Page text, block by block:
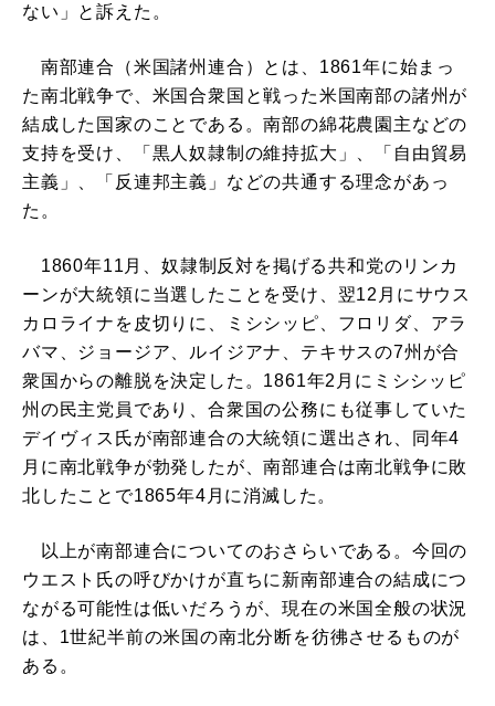
ない」と訴えた。
南部連合（米国諸州連合）とは、1861年に始まっ
た南北戦争で、米国合衆国と戦った米国南部の諸州が
結成した国家のことである。南部の綿花農園主などの
支持を受け、「黒人奴隷制の維持拡大」、「自由貿易
主義」、「反連邦主義」などの共通する理念があっ
た。
1860年11月、奴隷制反対を掲げる共和党のリンカ
ーンが大統領に当選したことを受け、翌12月にサウス
カロライナを皮切りに、ミシシッピ、フロリダ、アラ
バマ、ジョージア、ルイジアナ、テキサスの7州が合
衆国からの離脱を決定した。1861年2月にミシシッピ
州の民主党員であり、合衆国の公務にも従事していた
デイヴィス氏が南部連合の大統領に選出され、同年4
月に南北戦争が勃発したが、南部連合は南北戦争に敗
北したことで1865年4月に消滅した。
以上が南部連合についてのおさらいである。今回の
ウエスト氏の呼びかけが直ちに新南部連合の結成につ
ながる可能性は低いだろうが、現在の米国全般の状況
は、1世紀半前の米国の南北分断を彷彿させるものが
ある。